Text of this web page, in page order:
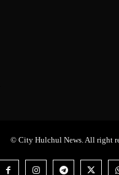
© City Hulchul News. All right